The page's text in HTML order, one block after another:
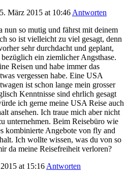
März 2015 at 10:46 Antworten
so mutig und fährst mit deinem
so ist vielleicht zu viel gesagt, denn
sehr durchdacht und geplant,
ein ziemlicher Angsthase.
Reisen und habe immer das
vergessen habe. Eine USA
ist schon lange mein grosser
Kenntnisse sind ehrlich gesagt
ich gerne meine USA Reise auch
ansehen. Ich traue mich aber nicht
unternehmen. Beim Reisebüro wie
kombinierte Angebote von fly and
Ich wollte wissen, was du von so
da meine Reisefreiheit verloren?
at 15:16 Antworten